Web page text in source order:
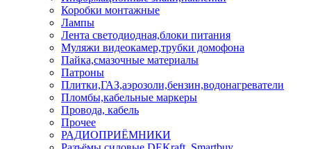
Коробки монтажные
Лампы
Лента светодиодная,блоки питания
Муляжи видеокамер,трубки домофона
Пайка,смазочные материалы
Патроны
Плитки,ГАЗ,аэрозоли,бензин,водонагреватели
Пломбы,кабельные маркеры
Провода, кабель
Прочее
РАДИОПРИЁМНИКИ